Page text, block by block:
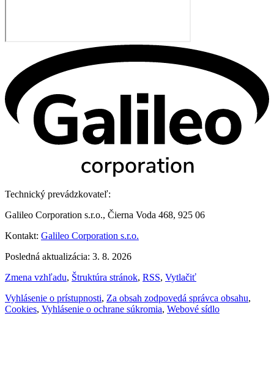
Technický prevádzkovateľ:
Galileo Corporation s.r.o., Čierna Voda 468, 925 06
Kontakt: Galileo Corporation s.r.o.
Posledná aktualizácia: 3. 8. 2026
Zmena vzhľadu, Štruktúra stránok, RSS, Vytlačiť
Vyhlásenie o prístupnosti, Za obsah zodpovedá správca obsahu,
Cookies, Vyhlásenie o ochrane súkromia, Webové sídlo